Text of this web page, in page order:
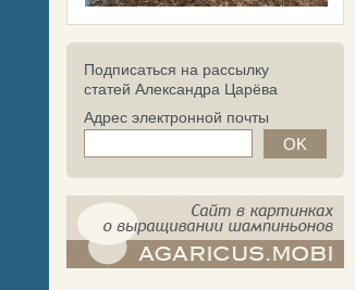
Подписаться на рассылку
статей Александра Царёва
Адрес электронной почты